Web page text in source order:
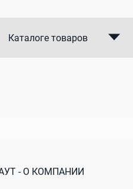
Каталоге товаров
- О КОМПАНИИ